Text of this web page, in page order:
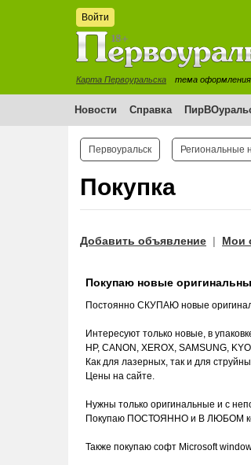
Войти
Карта Первоуральска тема
Новости Справка
Первоуральск Региональные
Покупка
Добавить объявление Мои
Покупаю новые
Постоянно СКУПАЮ новые
Интересуют только новые, в
HP, CANON, XEROX, SAMSUNG,
Как для лазерных, так и для
Цены на сайте.
Нужны только оригинальные и с
Покупаю ПОСТОЯННО и В ЛЮБОМ
Также покупаю софт Microsoft